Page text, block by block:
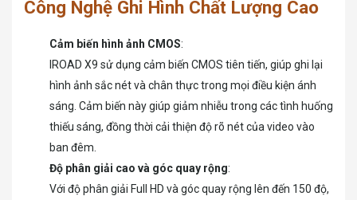
Công Nghệ Ghi Hình Chất Lượng Cao
Cảm biến hình ảnh CMOS:
IROAD X9 sử dụng cảm biến CMOS tiên tiến, giúp ghi lại
hình ảnh sắc nét và chân thực trong mọi điều kiện ánh
sáng. Cảm biến này giúp giảm nhiễu trong các tình huống
thiếu sáng, đồng thời cải thiện độ rõ nét của video vào
ban đêm.
Độ phân giải cao và góc quay rộng:
Với độ phân giải Full HD và góc quay rộng lên đến 150 độ,